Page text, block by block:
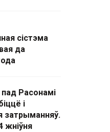
сістэма
да
пад Расонамі
і
затрыманняў.
жніўня